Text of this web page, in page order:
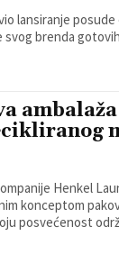
lansiranje
svog brenda
Henkel
posvećenost